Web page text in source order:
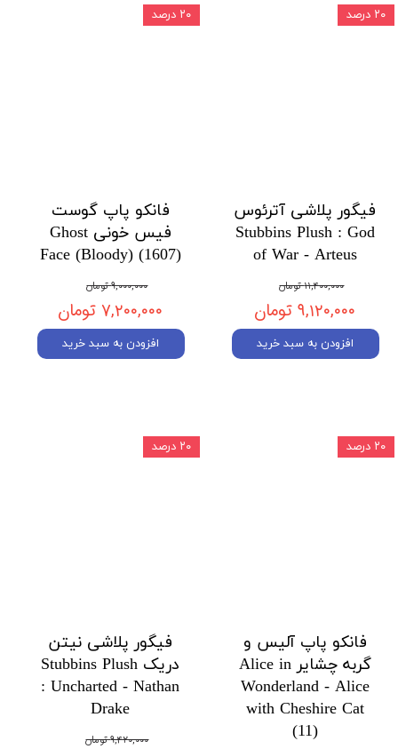
فیگور پلاشی آترئوس
Stubbins Plush : God
of War - Arteus
۱۱,۴۰۰,۰۰۰ تومان
۹,۱۲۰,۰۰۰ تومان
افزودن به سبد خرید
۲۰ درصد
فانکو پاپ گوست
فیس خونی Ghost
Face (Bloody) (1607)
۹,۰۰۰,۰۰۰ تومان
۷,۲۰۰,۰۰۰ تومان
افزودن به سبد خرید
۲۰ درصد
فانکو پاپ آلیس و
گربه چشایر Alice in
Wonderland - Alice
with Cheshire Cat
(11)
۲۰ درصد
فیگور پلاشی نیتن
دریک Stubbins Plush
: Uncharted - Nathan
Drake
۹,۴۲۰,۰۰۰ تومان
۲۰ درصد